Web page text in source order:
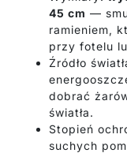
45 cm —
ramieniem,
przy fotelu
Źródło
dobrać
światła.
Stopień
suchych